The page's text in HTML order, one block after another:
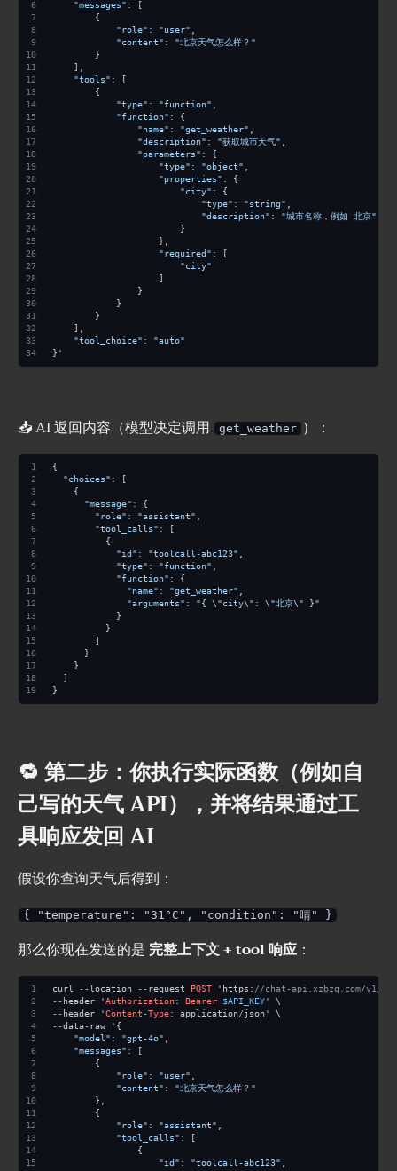
"messages" : [
        {
"role" : "user"
"content" : "北京天气怎么样？"
        }
    ],
"tools" : [
        {
"type" : "function"
"function" : {
"name" : "get_weather"
"description" : "获取城市天气"
"parameters" : {
"type" : "object"
"properties" : {
"city" : {
"type" : "string"
"description" : "城市名称，例如 北京"
                        }
                    },
"required" : [
"city"
                    ]
                }
            }
        }
    ],
"tool_choice" : "auto"
} '
📥 AI 返回内容（模型决定调用 get_weather ）：
{
"choices" : [
    {
"message" : {
"role" : "assistant"
"tool_calls" : [
          {
"id" : "toolcall-abc123"
"type" : "function"
"function" : {
"name" : "get_weather"
"arguments" : "{ \"city\" : \"北京\" }"
            }
          }
        ]
      }
    }
  ]
}
🔁 第二步：你执行实际函数（例如自
己写的天气 API），并将结果通过工
具响应发回 AI
假设你查询天气后得到：
{ "temperature": "31°C", "condition": "晴" }
那么你现在发送的是完整上下文 + tool 响应 ：
curl --location --request POST 'https: //chat-api.xzbzq.com/v1/
--header 'Authorization: Bearer $API_KEY' \
--header 'Content-Type: application/json' \
--data-raw '{
"model" : "gpt-4o"
"messages" : [
        {
"role" : "user"
"content" : "北京天气怎么样？"
        },
        {
"role" : "assistant"
"tool_calls" : [
                {
"id" : "toolcall-abc123"